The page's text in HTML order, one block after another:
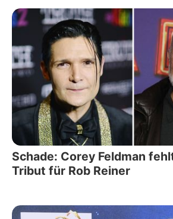
Schade: Corey Feldman
Tribut für Rob Reiner